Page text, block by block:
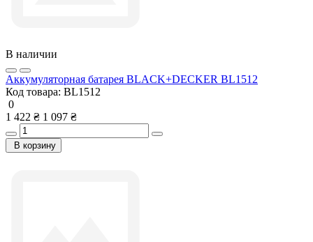
В наличии
Аккумуляторная батарея BLACK+DECKER BL1512
Код товара: BL1512
0
1 422 ₴ 1 097 ₴
В корзину